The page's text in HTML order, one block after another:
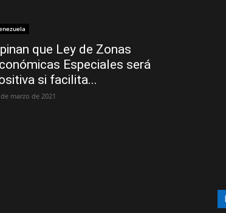
que Ley de Zonas
Especiales será
si facilita...
marzo de 2021